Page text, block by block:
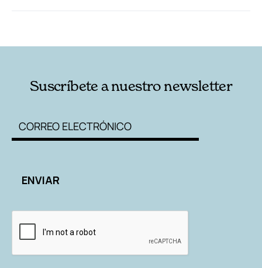
Suscríbete a nuestro newsletter